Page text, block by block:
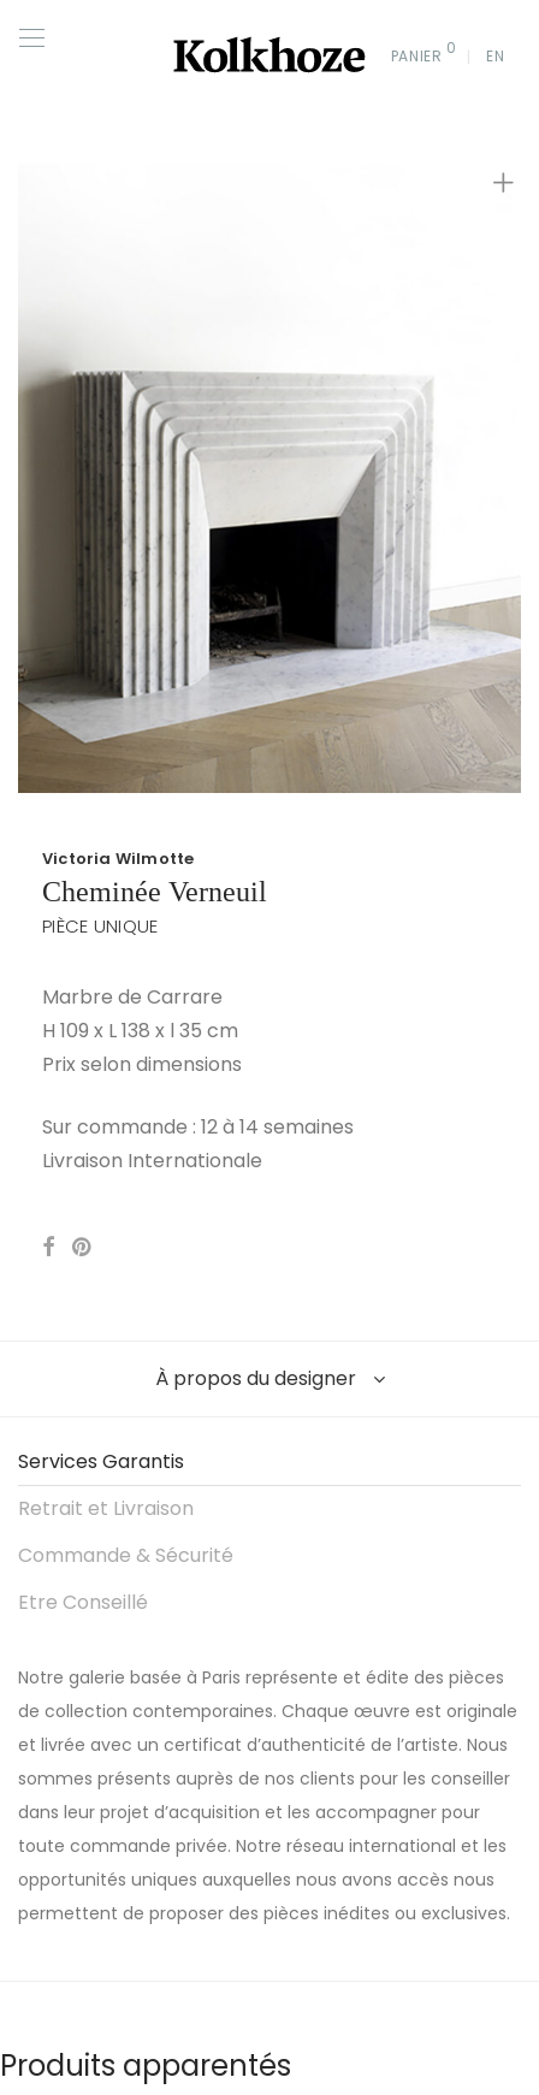
PANIER 0 EN
Victoria Wilmotte
Cheminée Verneuil
PIÈCE UNIQUE
Marbre de Carrare
H 109 x L 138 x l 35 cm
Prix selon dimensions
Sur commande : 12 à 14 semaines
Livraison Internationale
À propos du designer
Services Garantis
Retrait et Livraison
Commande & Sécurité
Etre Conseillé
Notre galerie basée à Paris représente et édite des pièces
de collection contemporaines. Chaque œuvre est originale
et livrée avec un certificat d’authenticité de l’artiste. Nous
sommes présents auprès de nos clients pour les conseiller
dans leur projet d’acquisition et les accompagner pour
toute commande privée. Notre réseau international et les
opportunités uniques auxquelles nous avons accès nous
permettent de proposer des pièces inédites ou exclusives.
Produits apparentés